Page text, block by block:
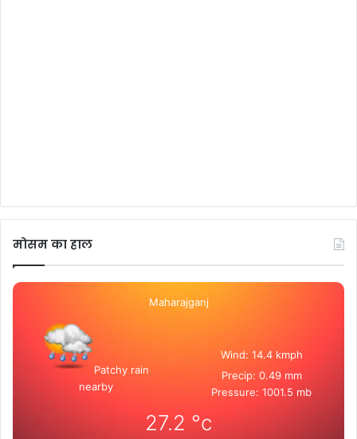
मोसम का हाल
Maharajganj
Patchy rain
nearby
Wind: 14.4 kmph
Precip: 0.49 mm
Pressure: 1001.5 mb
27.2 °c